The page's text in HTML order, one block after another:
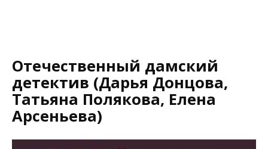
Отечественный дамский
детектив (Дарья Донцова,
Татьяна Полякова, Елена
Арсеньева)